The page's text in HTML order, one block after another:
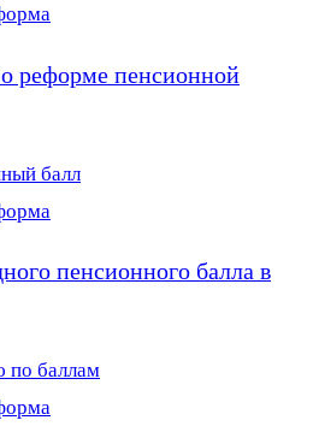
реформе пенсионной
пенсионного балла в